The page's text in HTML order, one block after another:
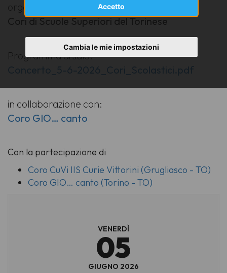
Accetto
Cambia le mie impostazioni
organizzatore:
Cori di Scuole Superiori del Torinese
Programma di sala:
Concerto_5-6-2026_Cori_Scolastici.pdf
in collaborazione con:
Coro GIO… canto
Con la partecipazione di
Coro CuVi IIS Curie Vittorini (Grugliasco - TO)
Coro GIO… canto (Torino - TO)
VENERDÌ
05
GIUGNO 2026